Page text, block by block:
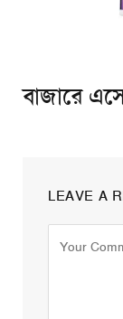
বাজারে
LEAVE A